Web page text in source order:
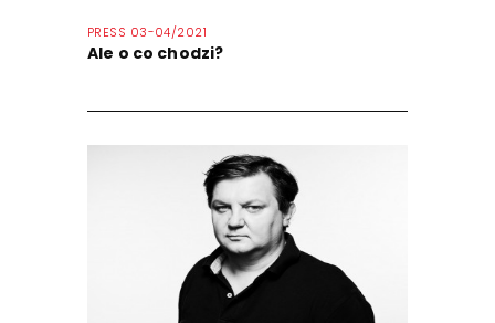
PRESS 03-04/2021
Ale o co chodzi?